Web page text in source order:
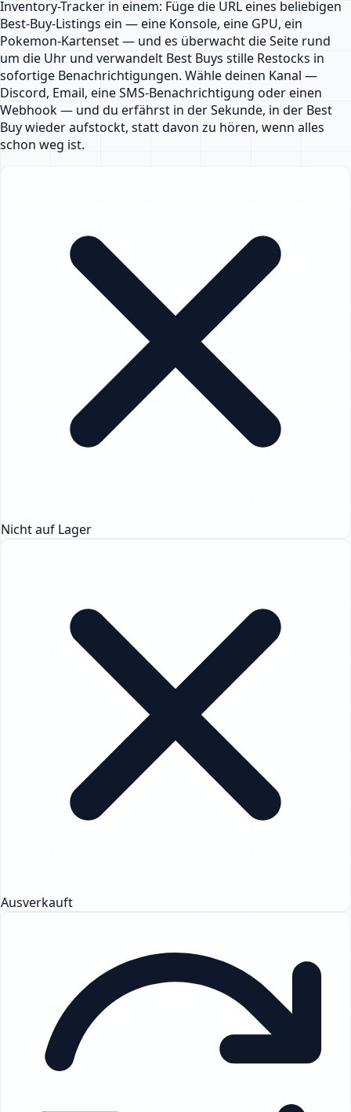
Inventory-Tracker in einem: Füge die URL eines beliebigen
Best-Buy-Listings ein — eine Konsole, eine GPU, ein
Pokemon-Kartenset — und es überwacht die Seite rund
um die Uhr und verwandelt Best Buys stille Restocks in
sofortige Benachrichtigungen. Wähle deinen Kanal —
Discord, Email, eine SMS-Benachrichtigung oder einen
Webhook — und du erfährst in der Sekunde, in der Best
Buy wieder aufstockt, statt davon zu hören, wenn alles
schon weg ist.
Nicht auf Lager
Ausverkauft